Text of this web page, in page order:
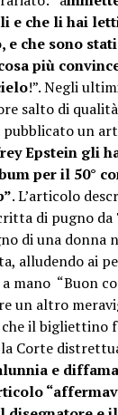
e che li hai
e che sono
più
!”. Negli
salto di
pubblicato un
Epstein gli
per il 50°
. L’articolo
di pugno
di una donna
alludendo ai
mano “Buon
un altro
il bigliettino
Corte
e